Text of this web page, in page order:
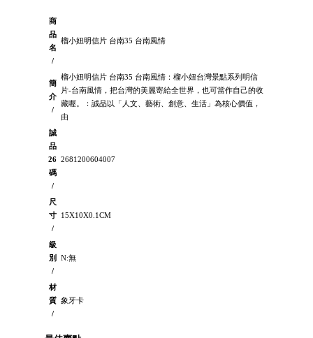
商
品
名
/
榴小妞明信片 台南35 台南風情
簡
介
/
榴小妞明信片 台南35 台南風情：榴小妞台灣景點系列明信
片-台南風情，把台灣的美麗寄給全世界，也可當作自己的收
藏喔。：誠品以「人文、藝術、創意、生活」為核心價值，
由
誠
品
26
碼
/
2681200604007
尺
寸
/
15X10X0.1CM
級
別
/
N:無
材
質
/
象牙卡